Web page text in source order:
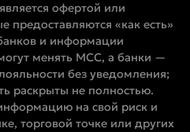
офертой или
предоставляются «как есть»
и информации
менять MCC, а банки —
без уведомления;
раскрыты не полностью.
на свой риск и
торговой точке или других